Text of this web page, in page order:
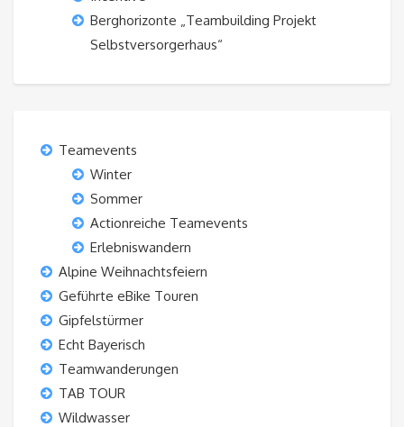
Berghorizonte „Teambuilding Projekt
Selbstversorgerhaus“
Teamevents
Winter
Sommer
Actionreiche Teamevents
Erlebniswandern
Alpine Weihnachtsfeiern
Geführte eBike Touren
Gipfelstürmer
Echt Bayerisch
Teamwanderungen
TAB TOUR
Wildwasser